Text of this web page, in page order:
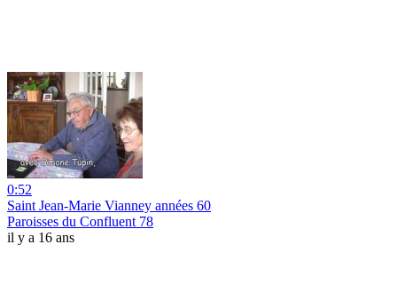
0:52
Saint Jean-Marie Vianney années 60
Paroisses du Confluent 78
il y a 16 ans